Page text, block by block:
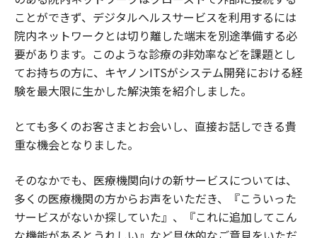
ことができず、デジタルヘルスサービスを利用するには
院内ネットワークとは切り離した端末を別途準備する必
要があります。このような診療の非効率などを課題とし
てお持ちの方に、キヤノンITSがシステム開発における経
験を最大限に生かした解決策を紹介しました。
とても多くのお客さまとお会いし、直接お話しできる貴
重な機会となりました。
そのなかでも、医療機関向けの新サービスについては、
多くの医療機関の方からお声をいただき、『こういった
サービスがないか探していた』、『これに追加してこん